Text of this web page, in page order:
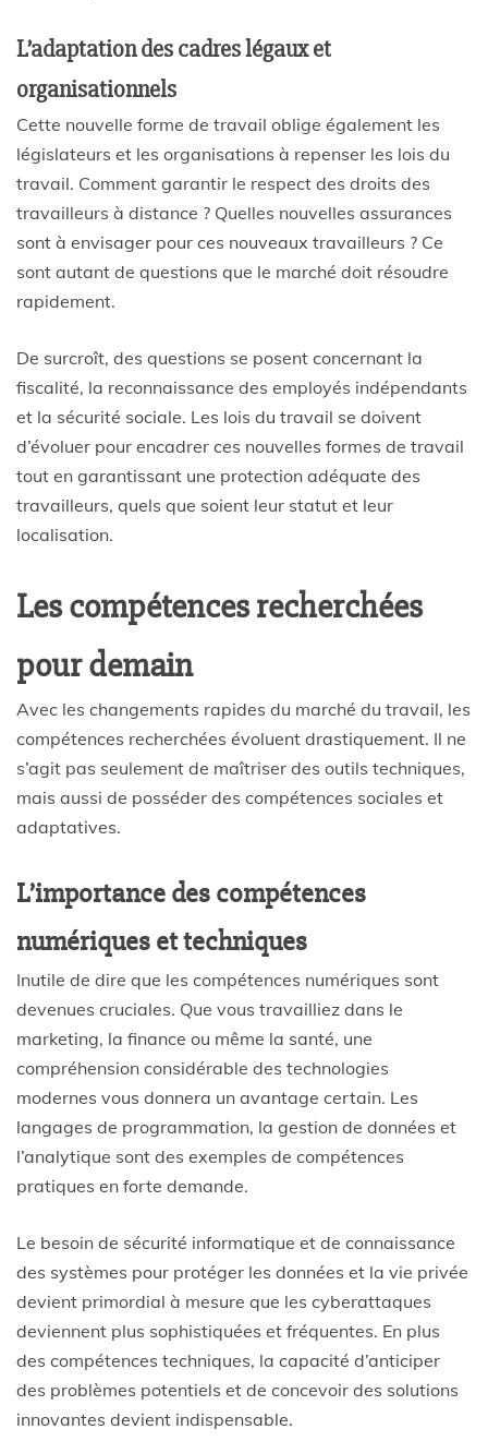
L’adaptation des cadres légaux et
organisationnels
Cette nouvelle forme de travail oblige également les
législateurs et les organisations à repenser les lois du
travail. Comment garantir le respect des droits des
travailleurs à distance ? Quelles nouvelles assurances
sont à envisager pour ces nouveaux travailleurs ? Ce
sont autant de questions que le marché doit résoudre
rapidement.
De surcroît, des questions se posent concernant la
fiscalité, la reconnaissance des employés indépendants
et la sécurité sociale. Les lois du travail se doivent
d’évoluer pour encadrer ces nouvelles formes de travail
tout en garantissant une protection adéquate des
travailleurs, quels que soient leur statut et leur
localisation.
Les compétences recherchées
pour demain
Avec les changements rapides du marché du travail, les
compétences recherchées évoluent drastiquement. Il ne
s’agit pas seulement de maîtriser des outils techniques,
mais aussi de posséder des compétences sociales et
adaptatives.
L’importance des compétences
numériques et techniques
Inutile de dire que les compétences numériques sont
devenues cruciales. Que vous travailliez dans le
marketing, la finance ou même la santé, une
compréhension considérable des technologies
modernes vous donnera un avantage certain. Les
langages de programmation, la gestion de données et
l’analytique sont des exemples de compétences
pratiques en forte demande.
Le besoin de sécurité informatique et de connaissance
des systèmes pour protéger les données et la vie privée
devient primordial à mesure que les cyberattaques
deviennent plus sophistiquées et fréquentes. En plus
des compétences techniques, la capacité d’anticiper
des problèmes potentiels et de concevoir des solutions
innovantes devient indispensable.